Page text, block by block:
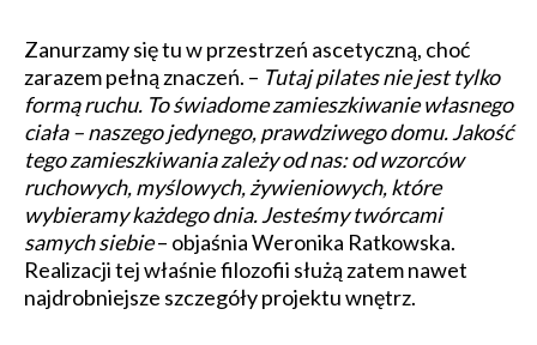
Zanurzamy się tu w przestrzeń ascetyczną, choć
zarazem pełną znaczeń. – Tutaj pilates nie jest tylko
formą ruchu. To świadome zamieszkiwanie własnego
ciała – naszego jedynego, prawdziwego domu. Jakość
tego zamieszkiwania zależy od nas: od wzorców
ruchowych, myślowych, żywieniowych, które
wybieramy każdego dnia. Jesteśmy twórcami
samych siebie– objaśnia Weronika Ratkowska.
Realizacji tej właśnie filozofii służą zatem nawet
najdrobniejsze szczegóły projektu wnętrz.